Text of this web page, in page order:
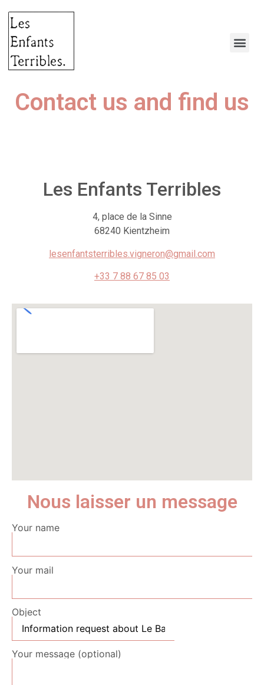
Contact us and find us
Les Enfants Terribles
4, place de la Sinne
68240 Kientzheim
lesenfantsterribles.vigneron@gmail.com
+33 7 88 67 85 03
Nous laisser un message
Your name
Your mail
Object
Your message (optional)